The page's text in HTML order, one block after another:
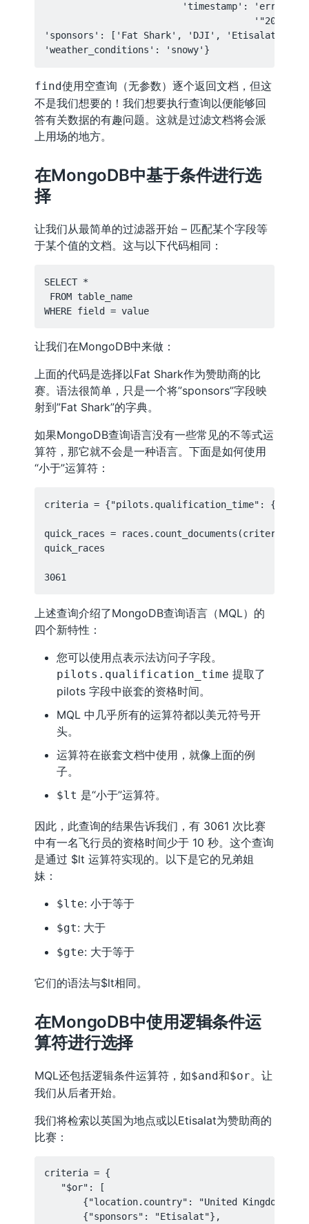
'timestamp': 'error:
'"2024-
'sponsors': ['Fat Shark', 'DJI', 'Etisalat'],
find使用空查询（无参数）逐个返回文档，但这
不是我们想要的！我们想要执行查询以便能够回
答有关数据的有趣问题。这就是过滤文档将会派
上用场的地方。
在MongoDB中基于条件进行选
择
让我们从最简单的过滤器开始 – 匹配某个字段等
于某个值的文档。这与以下代码相同：
SELECT *
FROM table_name
让我们在MongoDB中来做：
上面的代码是选择以Fat Shark作为赞助商的比
赛。语法很简单，只是一个将”sponsors”字段映
射到”Fat Shark”的字典。
如果MongoDB查询语言没有一些常见的不等式运
算符，那它就不会是一种语言。下面是如何使用
“小于”运算符：
criteria = {"pilots.qualification_time":
quick_races = races.count_documents(criteria)
quick_races
上述查询介绍了MongoDB查询语言（MQL）的
四个新特性：
您可以使用点表示法访问子字段。
pilots.qualification_time 提取了
pilots 字段中嵌套的资格时间。
MQL 中几乎所有的运算符都以美元符号开
头。
运算符在嵌套文档中使用，就像上面的例
子。
$lt 是“小于”运算符。
因此，此查询的结果告诉我们，有 3061 次比赛
中有一名飞行员的资格时间少于 10 秒。这个查询
是通过 $lt 运算符实现的。以下是它的兄弟姐
妹：
$lte: 小于等于
$gt: 大于
$gte: 大于等于
它们的语法与$lt相同。
在MongoDB中使用逻辑条件运
算符进行选择
MQL还包括逻辑条件运算符，如$and和$or。让
我们从后者开始。
我们将检索以英国为地点或以Etisalat为赞助商的
比赛：
criteria = {
   "$or": [
       {"location.country": "United Kingdom"},
       {"sponsors": "Etisalat"},